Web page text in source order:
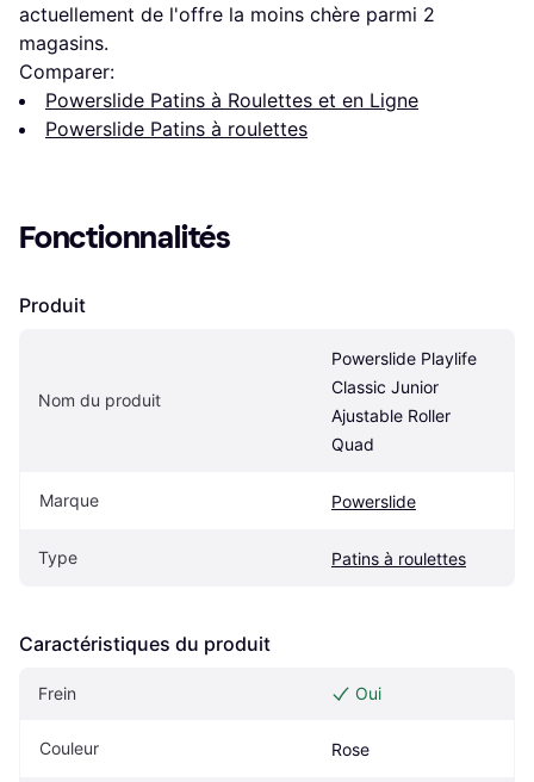
actuellement de l'offre la moins chère parmi 2
magasins.
Comparer:
Powerslide Patins à Roulettes et en Ligne
Powerslide Patins à roulettes
Fonctionnalités
Produit
Nom du produit
Powerslide Playlife
Classic Junior
Ajustable Roller
Quad
Marque Powerslide
Type Patins à roulettes
Caractéristiques du produit
Frein Oui
Couleur Rose